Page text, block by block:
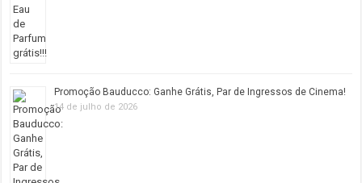
Promoção Bauducco: Ganhe Grátis, Par de Ingressos de Cinema!
14 de julho de 2026